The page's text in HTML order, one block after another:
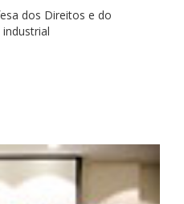
dos Direitos e do